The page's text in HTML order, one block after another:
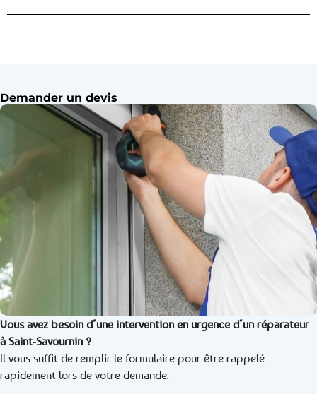
Demander un devis
Vous avez besoin d’une intervention en urgence d’un réparateur
à Saint-Savournin ?
Il vous suffit de remplir le formulaire pour être rappelé
rapidement lors de votre demande.